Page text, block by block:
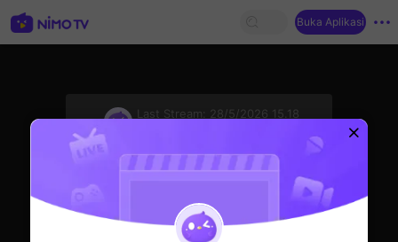
Buka Aplikasi
Last Stream:
28/5/2026 15.18